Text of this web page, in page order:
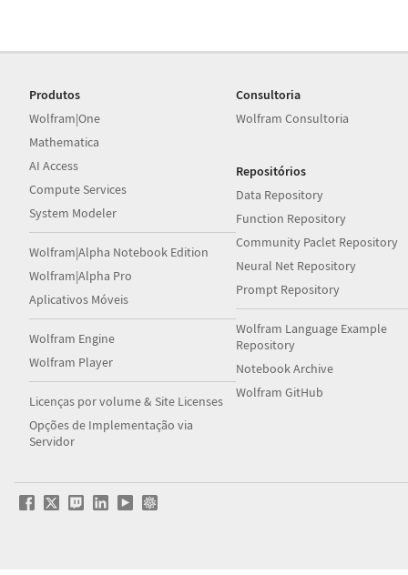
Produtos
Wolfram|One
Mathematica
AI Access
Compute Services
System Modeler
Wolfram|Alpha Notebook Edition
Wolfram|Alpha Pro
Aplicativos Móveis
Wolfram Engine
Wolfram Player
Licenças por volume & Site Licenses
Opções de Implementação via
Servidor
Consultoria
Wolfram Consultoria
Repositórios
Data Repository
Function Repository
Community Paclet Repository
Neural Net Repository
Prompt Repository
Wolfram Language Example
Repository
Notebook Archive
Wolfram GitHub